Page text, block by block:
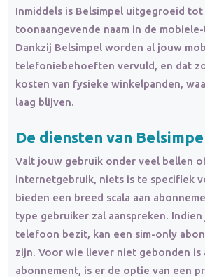
Inmiddels is Belsimpel uitgegroeid tot
toonaangevende naam in de
Dankzij Belsimpel worden al jouw
telefoniebehoeften vervuld, en dat
kosten van fysieke winkelpanden,
laag blijven.
De diensten van
Valt jouw gebruik onder veel bellen
internetgebruik, niets is te specifiek
bieden een breed scala aan
type gebruiker zal aanspreken. Indien
telefoon bezit, kan een sim-only
zijn. Voor wie liever niet gebonden is
abonnement, is er de optie van een